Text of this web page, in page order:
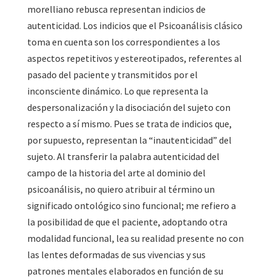
morelliano rebusca representan indicios de
autenticidad. Los indicios que el Psicoanálisis clásico
toma en cuenta son los correspondientes a los
aspectos repetitivos y estereotipados, referentes al
pasado del paciente y transmitidos por el
inconsciente dinámico. Lo que representa la
despersonalización y la disociación del sujeto con
respecto a sí mismo. Pues se trata de indicios que,
por supuesto, representan la “inautenticidad” del
sujeto. Al transferir la palabra autenticidad del
campo de la historia del arte al dominio del
psicoanálisis, no quiero atribuir al término un
significado ontológico sino funcional; me refiero a
la posibilidad de que el paciente, adoptando otra
modalidad funcional, lea su realidad presente no con
las lentes deformadas de sus vivencias y sus
patrones mentales elaborados en función de su